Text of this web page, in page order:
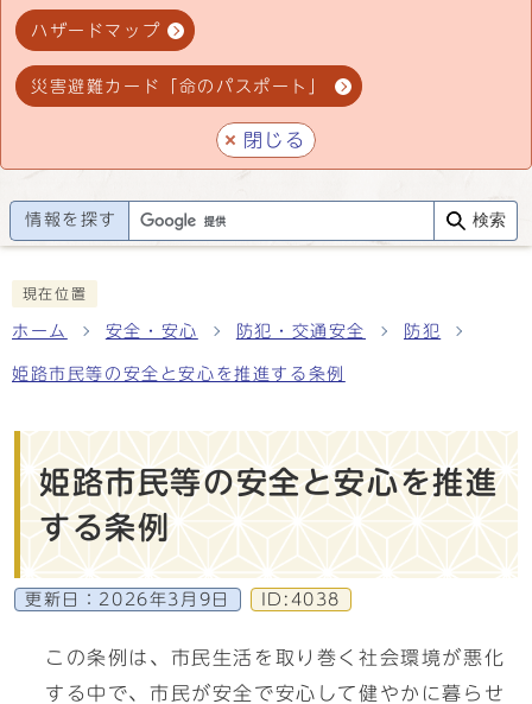
ハザードマップ
災害避難カード「命のパスポート」
閉じる
情報を探す 検索
現在位置
ホーム 安全・安心 防犯・交通安全 防犯
姫路市民等の安全と安心を推進する条例
姫路市民等の安全と安心を推進
する条例
更新日： 2026年3月9日 ID:4038
この条例は、市民生活を取り巻く社会環境が悪化
する中で、市民が安全で安心して健やかに暮らせ